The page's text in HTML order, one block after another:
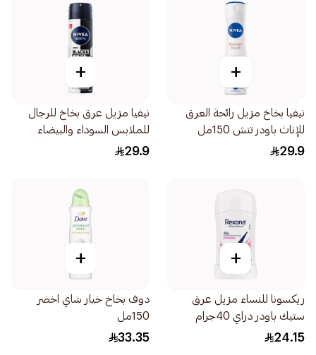
+
نيفيا بخاخ مزيل رائحة العرق
للإناث باودر تتش 150مل
29.9
+
نيفيا مزيل عرق بخاخ للرجال
للملابس السوداء والبيضاء
الأصلي 150مل
29.9
+
ريكسونا للنساء مزيل عرق
ستيك باودر دراي 40جرام
24.15
+
دوف بخاخ خيار شاي اخضر
150مل
33.35